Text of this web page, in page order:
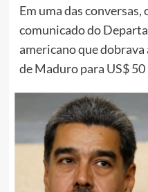
Em uma das conversas,
comunicado do
americano que
de Maduro para US$